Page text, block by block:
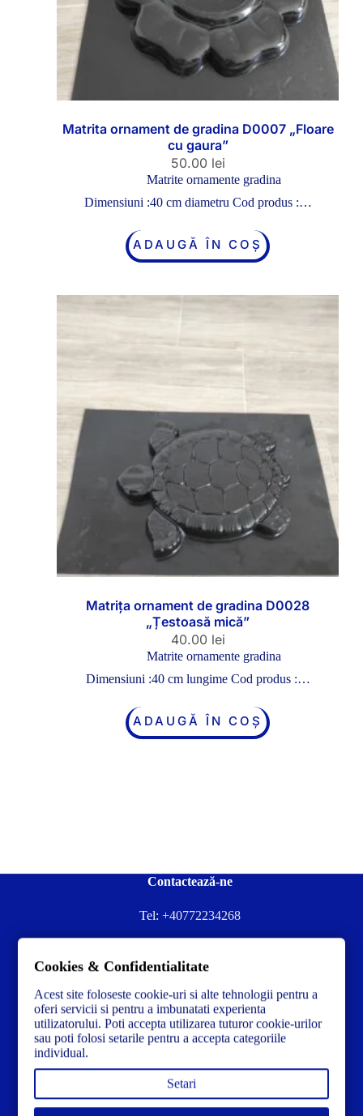
Matrita ornament de gradina D0007 „Floare
cu gaura”
50.00 lei
Matrite ornamente gradina
Dimensiuni :40 cm diametru Cod produs :…
ADAUGĂ ÎN COȘ
Matrița ornament de gradina D0028
„Țestoasă mică”
40.00 lei
Matrite ornamente gradina
Dimensiuni :40 cm lungime Cod produs :…
ADAUGĂ ÎN COȘ
Contactează-ne
Tel: +40772234268
Contacteză-ne la:✉️contact@concrete-forma.com
Str. Dacia Nr 12 Ineu, Arad 315300 Romania
Cookies & Confidentialitate
Acest site foloseste cookie-uri si alte tehnologii pentru a
oferi servicii si pentru a imbunatati experienta
utilizatorului. Poti accepta utilizarea tuturor cookie-urilor
sau poti folosi setarile pentru a accepta categoriile
individual.
Setari